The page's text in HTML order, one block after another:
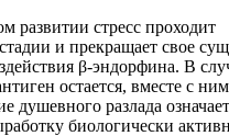
развитии стресс проходит
и прекращает свое
β-эндорфина. В
остается, вместе с
душевного разлада означает
биологически